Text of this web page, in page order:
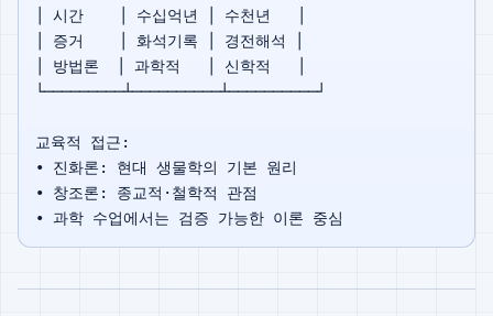
│ 시간    │ 수십억년 │ 수천년   │
│ 증거    │ 화석기록 │ 경전해석 │
│ 방법론  │ 과학적   │ 신학적   │
└─────────┴──────────┴──────────┘
교육적 접근:
• 진화론: 현대 생물학의 기본 원리
• 창조론: 종교적·철학적 관점